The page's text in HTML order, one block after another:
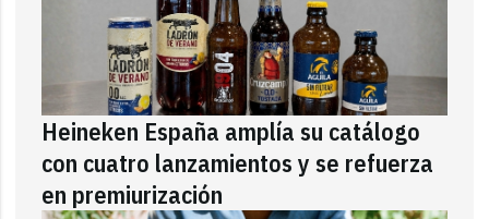
Heineken España amplía su catálogo
con cuatro lanzamientos y se refuerza
en premiurización